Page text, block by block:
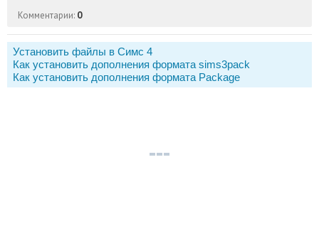
Комментарии: 0
Установить файлы в Симс 4
Как установить дополнения формата sims3pack
Как установить дополнения формата Package